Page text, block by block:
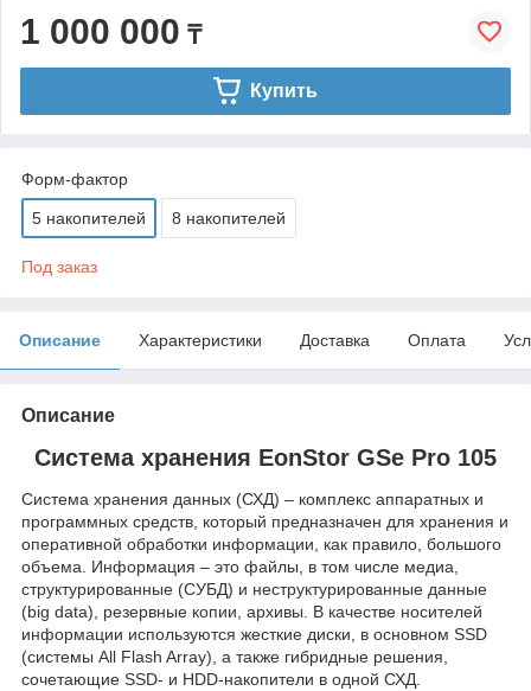
1 000 000 ₸
Купить
Форм-фактор
5 накопителей 8 накопителей
Под заказ
Описание Характеристики Доставка Оплата
Описание
Система хранения EonStor GSe Pro 105
Система хранения данных (СХД) – комплекс аппаратных и
программных средств, который предназначен для хранения и
оперативной обработки информации, как правило, большого
объема. Информация – это файлы, в том числе медиа,
структурированные (СУБД) и неструктурированные данные
(big data), резервные копии, архивы. В качестве носителей
информации используются жесткие диски, в основном SSD
(системы All Flash Array), а также гибридные решения,
сочетающие SSD- и HDD-накопители в одной СХД.